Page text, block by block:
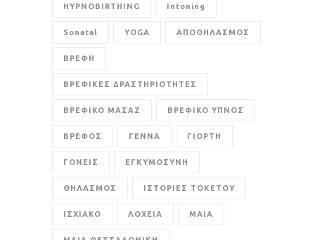
HYPNOBIRTHING Intoning
Sonatal YOGA ΑΠΟΘΗΛΑΣΜΟΣ
ΒΡΕΦΗ
ΒΡΕΦΙΚΕΣ ΔΡΑΣΤΗΡΙΟΤΗΤΕΣ
ΒΡΕΦΙΚΟ ΜΑΣΑΖ ΒΡΕΦΙΚΟ ΥΠΝΟΣ
ΒΡΕΦΟΣ ΓΕΝΝΑ ΓΙΟΡΤΗ
ΓΟΝΕΙΣ ΕΓΚΥΜΟΣΥΝΗ
ΘΗΛΑΣΜΟΣ ΙΣΤΟΡΙΕΣ ΤΟΚΕΤΟΥ
ΙΣΧΙΑΚΟ ΛΟΧΕΙΑ ΜΑΙΑ